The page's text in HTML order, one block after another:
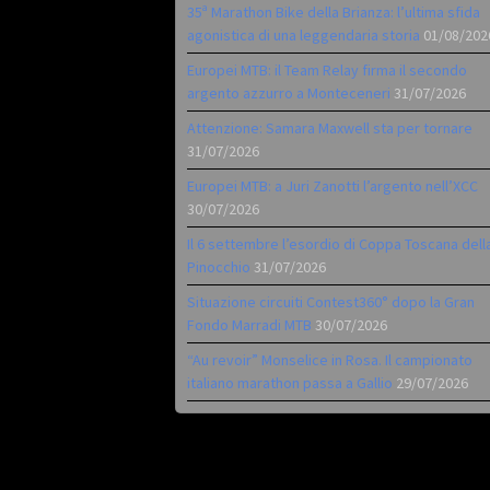
35ª Marathon Bike della Brianza: l’ultima sfida
agonistica di una leggendaria storia 01/08/
Europei MTB: il Team Relay firma il secondo
argento azzurro a Monteceneri 31/07/2026
Attenzione: Samara Maxwell sta per tornare
31/07/2026
Europei MTB: a Juri Zanotti l’argento nell’XCC
30/07/2026
Il 6 settembre l’esordio di Coppa Toscana
Pinocchio 31/07/2026
Situazione circuiti Contest360° dopo la Gran
Fondo Marradi MTB 30/07/2026
“Au revoir” Monselice in Rosa. Il campionato
italiano marathon passa a Gallio 29/07/2026